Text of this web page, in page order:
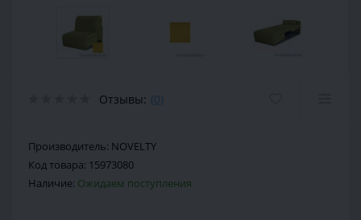
Отзывы: (0)
Производитель: NOVELTY
Код товара: 15973080
Наличие: Ожидаем поступления